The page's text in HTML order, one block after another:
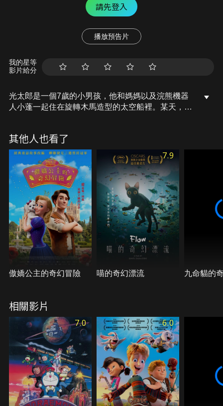
請先登入
播放預告片
我的星等
影片給分
光太郎是一個7歲的小男孩，他和媽媽以及浣熊機器
人小蓬一起住在旋轉木馬造型的太空船裡。某天，太
援。小蓬和小光乘著小型太空船來到「巧克力星球」
尋找燃料包，卻發現這星球上的人事物全然停止運
轉，他們遇到唯一能動的機器人波浪，並成為了好朋
友，他們將一同展開拯救星球的奇妙大冒險！
其他人也看了
傲嬌公主的奇幻冒險
7.9
喵的奇幻漂流 九命貓的
相關影片
7.0 6.0